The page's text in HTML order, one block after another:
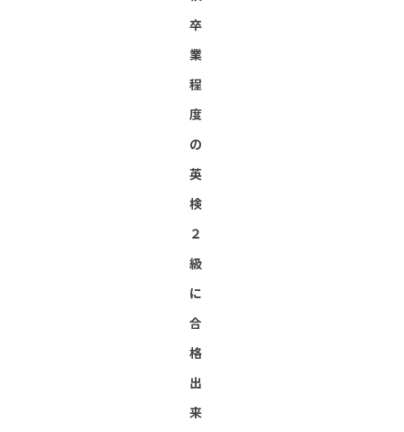
卒
業
程
度
の
英
検
２
級
に
合
格
出
来